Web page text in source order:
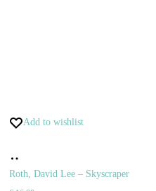
Add to wishlist
do
Roth, David Lee – Skyscraper